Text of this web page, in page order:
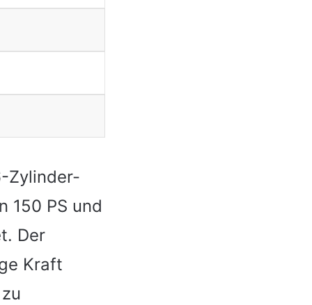
Zylinder-
150 PS und
Der
Kraft